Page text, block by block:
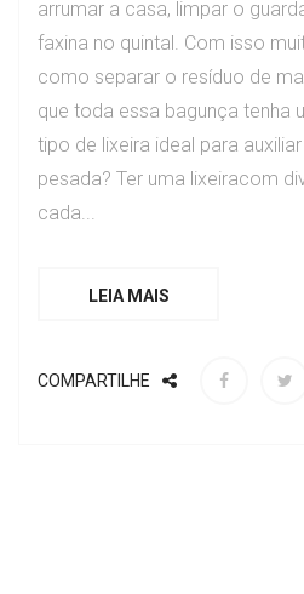
arrumar a casa, limpar o
faxina no quintal. Com isso
como separar o resíduo de
que toda essa bagunça tenha
tipo de lixeira ideal para
pesada? Ter uma lixeiracom
cada...
LEIA MAIS
COMPARTILHE